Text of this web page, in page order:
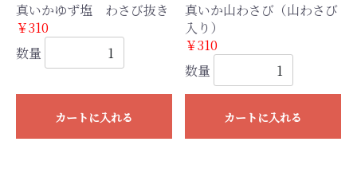
真いかゆず塩 わさび抜き
￥310
数量
カートに入れる
真いか山わさび（山わさび
入り）
￥310
数量
カートに入れる